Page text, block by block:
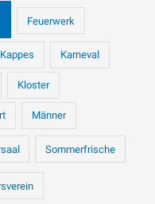
Feuerwerk
Kappes Karneval
Kloster
Männer
Sommerfrische